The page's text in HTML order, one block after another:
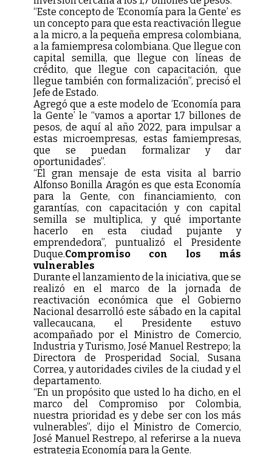
“Este concepto de ‘Economía para la Gente’ es
un concepto para que esta reactivación llegue
a la micro, a la pequeña empresa colombiana,
a la famiempresa colombiana. Que llegue con
capital semilla, que llegue con líneas de
crédito, que llegue con capacitación, que
llegue también con formalización”, precisó el
Jefe de Estado.
Agregó que a este modelo de ‘Economía para
la Gente’ le “vamos a aportar 1,7 billones de
pesos, de aquí al año 2022, para impulsar a
estas microempresas, estas famiempresas,
que se puedan formalizar y dar
oportunidades”.
“El gran mensaje de esta visita al barrio
Alfonso Bonilla Aragón es que esta Economía
para la Gente, con financiamiento, con
garantías, con capacitación y con capital
semilla se multiplica, y qué importante
hacerlo en esta ciudad pujante y
emprendedora”, puntualizó el Presidente
Duque.Compromiso con los más
vulnerables
Durante el lanzamiento de la iniciativa, que se
realizó en el marco de la jornada de
reactivación económica que el Gobierno
Nacional desarrolló este sábado en la capital
vallecaucana, el Presidente estuvo
acompañado por el Ministro de Comercio,
Industria y Turismo, José Manuel Restrepo; la
Directora de Prosperidad Social, Susana
Correa, y autoridades civiles de la ciudad y el
departamento.
“En un propósito que usted lo ha dicho, en el
marco del Compromiso por Colombia,
nuestra prioridad es y debe ser con los más
vulnerables”, dijo el Ministro de Comercio,
José Manuel Restrepo, al referirse a la nueva
estrategia Economía para la Gente.